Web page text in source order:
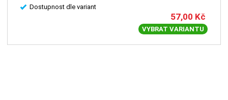
Dostupnost dle variant
57,00 Kč
VYBRAT VARIANTU